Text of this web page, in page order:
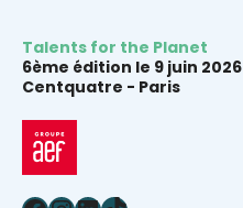
Talents for the Planet
6ème édition le 9 juin 2026
Centquatre - Paris